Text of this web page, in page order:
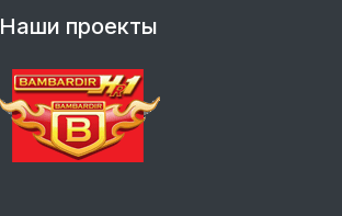
Наши проекты